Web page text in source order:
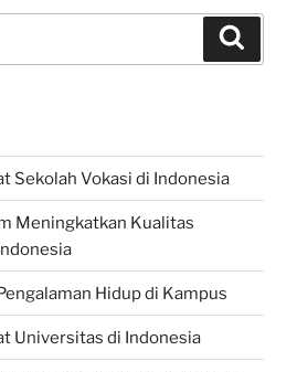
Sekolah Vokasi di Indonesia
Meningkatkan Kualitas
Hidup di Kampus
Universitas di Indonesia